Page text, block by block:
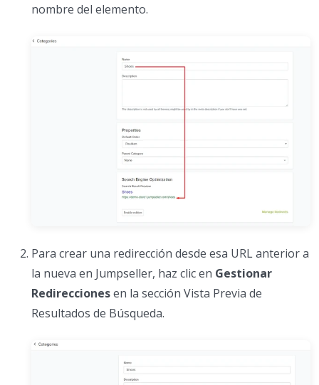
nombre del elemento.
Para crear una redirección desde esa URL anterior a
la nueva en Jumpseller, haz clic en Gestionar
Redireccionesen la sección Vista Previa de
Resultados de Búsqueda.